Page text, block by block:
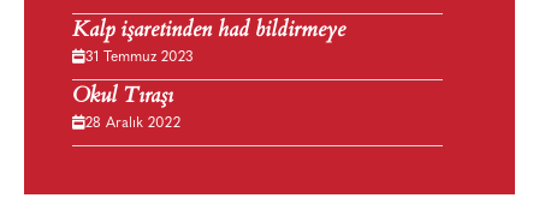
Kalp işaretinden had bildirmeye
31 Temmuz 2023
Okul Tıraşı
28 Aralık 2022